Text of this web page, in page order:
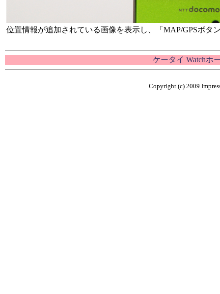
位置情報が追加されている画像を表示し、「MAP/GPSボタ
ケータイ Watchホ
Copyright (c) 2009